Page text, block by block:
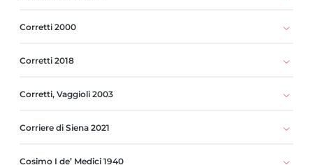
Corretti 2000
Corretti 2018
Corretti, Vaggioli 2003
Corriere di Siena 2021
Cosimo I de’ Medici 1940